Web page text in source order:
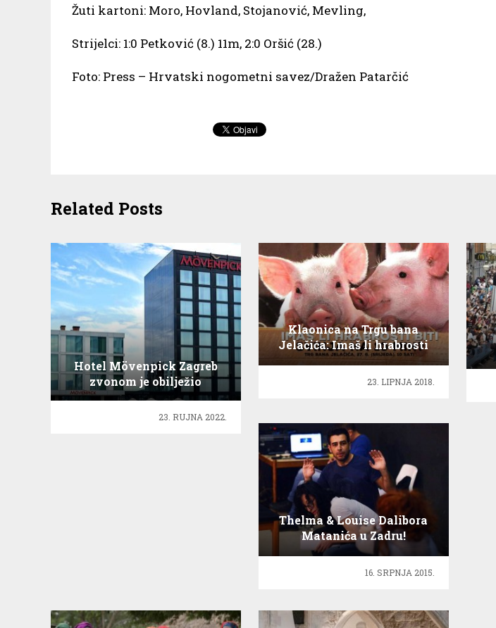
Žuti kartoni: Moro, Hovland, Stojanović, Mevling,
Strijelci: 1:0 Petković (8.) 11m, 2:0 Oršić (28.)
Foto: Press – Hrvatski nogometni savez/Dražen Patarčić
Related Posts
Hotel Mövenpick Zagreb
zvonom je obilježio
otvorenje
23. RUJNA 2022.
Klaonica na Trgu bana
Jelačića: Imaš li hrabrosti
biti svinja na 10 minuta?
23. LIPNJA 2018.
Thelma & Louise Dalibora
Matanića u Zadru!
16. SRPNJA 2015.